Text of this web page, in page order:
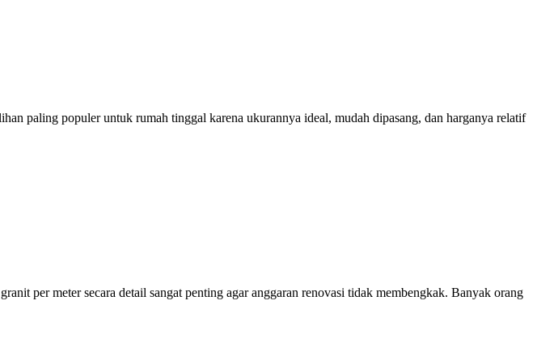
paling populer untuk rumah tinggal karena ukurannya ideal, mudah dipasang, dan harganya relatif
per meter secara detail sangat penting agar anggaran renovasi tidak membengkak. Banyak orang